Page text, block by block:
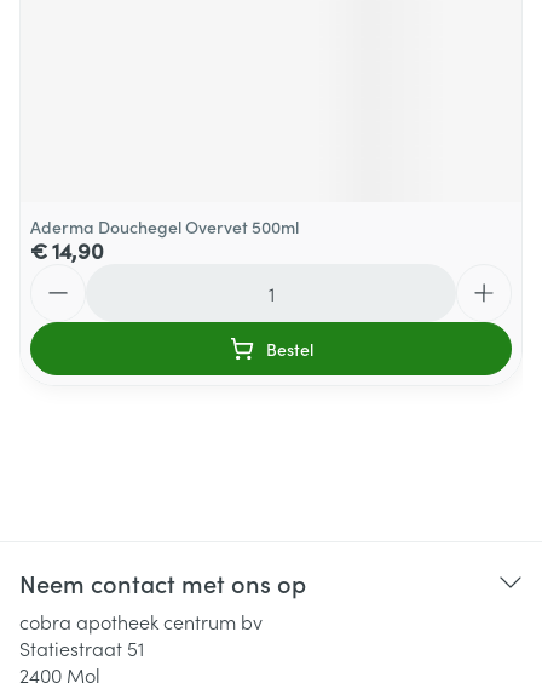
Aderma Douchegel Overvet 500ml
€ 14,90
Bestel
Neem contact met ons op
cobra apotheek centrum bv
Statiestraat 51
2400 Mol